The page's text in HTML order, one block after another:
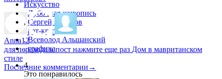
Искусство
Лубочная живопись
, Сергей Асосков
арт-критика
,Всеволод Альшанский
,графика
4
Это понравилось
Anna12
для перехода в пост нажмите еще раз Дом в мавританском
стиле
Последние комментарии →